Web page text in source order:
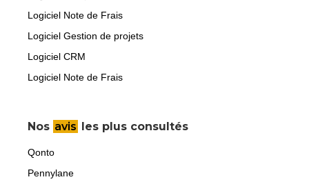
Logiciel Note de Frais
Logiciel Gestion de projets
Logiciel CRM
Logiciel Note de Frais
Nos avis les plus consultés
Qonto
Pennylane